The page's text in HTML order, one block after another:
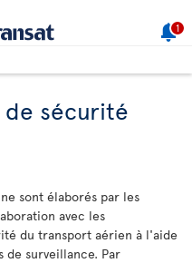
1
de sécurité
sont élaborés par les
avec les
du transport aérien à l'aide
de surveillance. Par